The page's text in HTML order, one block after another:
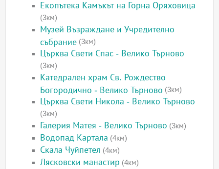
Екопътека Камъкът на Горна Оряховица
(3км)
Музей Възраждане и Учредително
събрание (3км)
Църква Свети Спас - Велико Търново
(3км)
Катедрален храм Св. Рождество
Богородично - Велико Търново (3км)
Църква Свети Никола - Велико Търново
(3км)
Галерия Матея - Велико Търново (3км)
Водопад Картала (4км)
Скала Чуйпетел (4км)
Лясковски манастир (4км)